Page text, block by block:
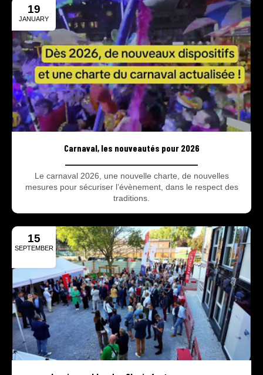
19
JANUARY
Carnaval, les nouveautés pour 2026
Le carnaval 2026, une nouvelle charte, de nouvelles
mesures pour sécuriser l’évènement, dans le respect des
traditions.
15
SEPTEMBER